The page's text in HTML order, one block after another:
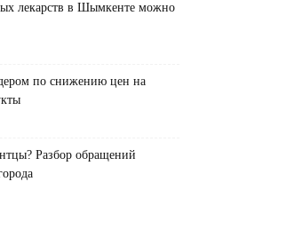
лекарств в Шымкенте можно
по снижению цен на
Разбор обращений